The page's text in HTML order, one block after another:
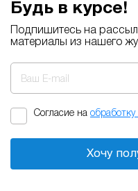
Будь в курсе!
Подпишитесь на
материалы из нашего
Ваш E-mail
Согласие на
Хочу